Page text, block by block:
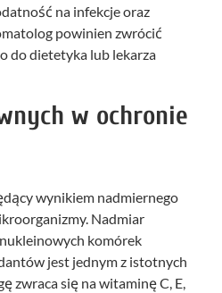
na infekcje oraz
powinien zwrócić
do dietetyka lub lekarza
w ochronie
wynikiem nadmiernego
Nadmiar
komórek
jest jednym z istotnych
zwraca się na witaminę C, E,